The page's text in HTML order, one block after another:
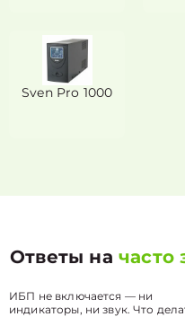
Sven Pro 1000
Ответы начасто
ИБП не включается — ни
индикаторы, ни звук. Что